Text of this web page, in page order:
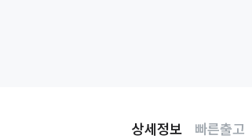
상세정보 빠른출고